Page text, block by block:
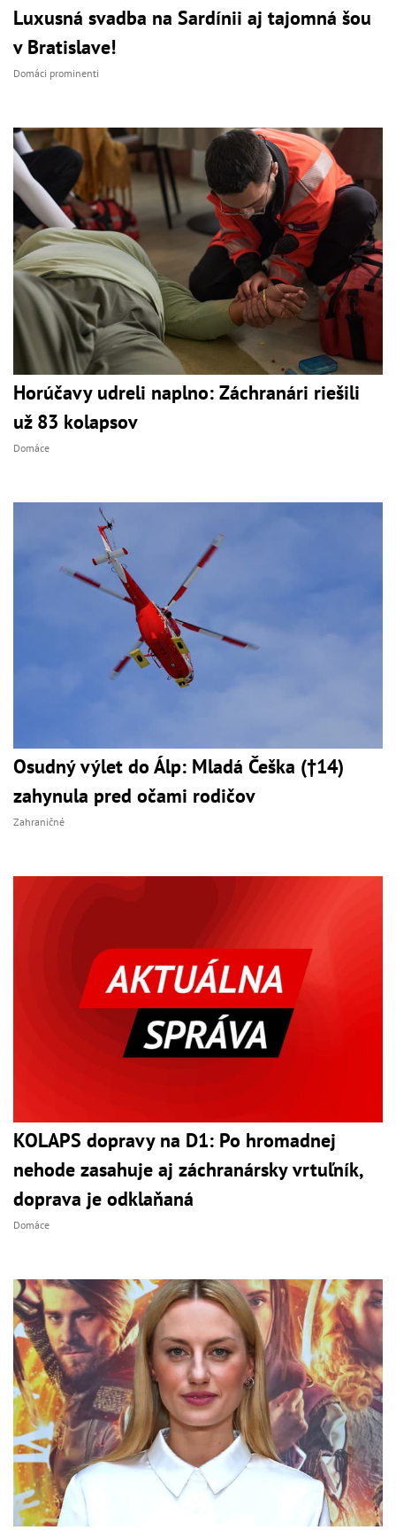
Luxusná svadba na Sardínii aj tajomná šou
v Bratislave!
Domáci prominenti
Horúčavy udreli naplno: Záchranári riešili
už 83 kolapsov
Domáce
Osudný výlet do Álp: Mladá Češka (†14)
zahynula pred očami rodičov
Zahraničné
KOLAPS dopravy na D1: Po hromadnej
nehode zasahuje aj záchranársky vrtuľník,
doprava je odklaňaná
Domáce